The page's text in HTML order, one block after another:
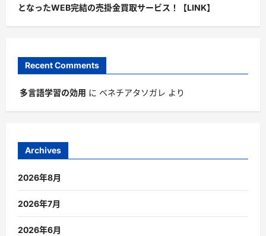
となったWEB完結の売掛金買取サービス！【LINK】
Recent Comments
多言語学習の効用 に ベネチアタソガレ より
Archives
2026年8月
2026年7月
2026年6月